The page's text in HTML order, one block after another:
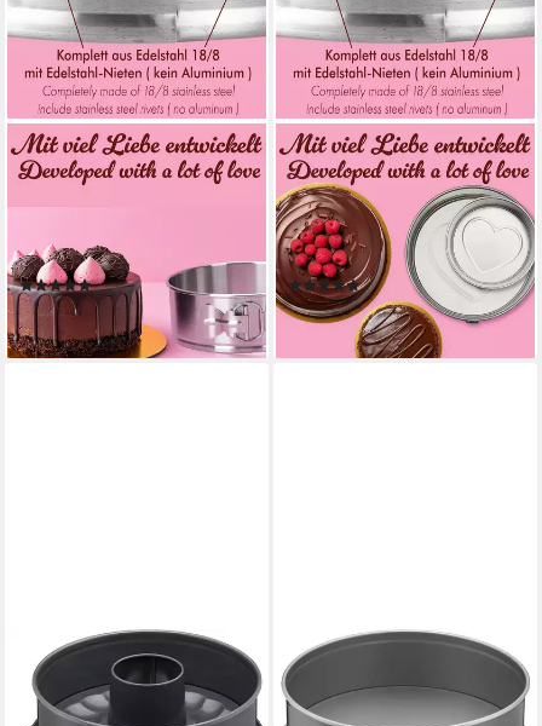
IMMER
Springform Kuchenform
cm, (2-tlg)
(4)
29,99 €
lieferbar - in 3-4 Werktagen bei dir
IMMER
Springform Kuchenform
Edelstahl Backform
unbeschichtet PFAS-frei 2er
Set 18/25 cm, (Springform-
Set 4-tlg)(2)
38,99 €
lieferbar - in 3-4 Werktagen bei dir